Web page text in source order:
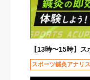
【13時〜15時】
スポーツ鍼灸アナリ